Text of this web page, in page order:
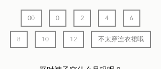
00 0 2 4 6
8 10 12 不太穿连衣裙哦